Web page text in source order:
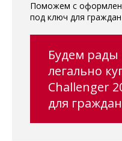
Поможем с
под ключ для
Будем
легально
Challenger
для